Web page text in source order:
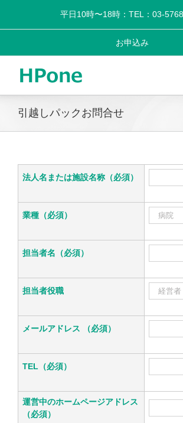
平日10時〜18時：TEL：03-
お申込み
引越しパックお問合せ
法人名または施設名称（必須）
業種（必須）
担当者名（必須）
担当者役職
メールアドレス （必須）
TEL（必須）
運営中のホームページアドレス
（必須）